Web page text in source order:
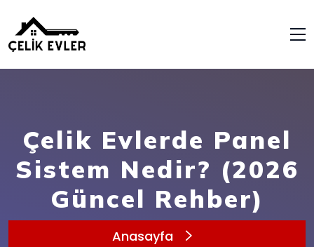
Çelik Evlerde Panel
Sistem Nedir? (2026
Güncel Rehber)
Anasayfa